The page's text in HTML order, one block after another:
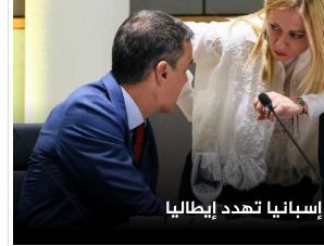
إسبانيا تهدد إيطاليا